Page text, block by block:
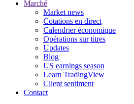
Marché
Market news
Cotations en direct
Calendrier économique
Opérations sur titres
Updates
Blog
US earnings season
Learn TradingView
Client sentiment
Contact